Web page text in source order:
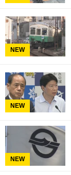
NEW
NEW
NEW